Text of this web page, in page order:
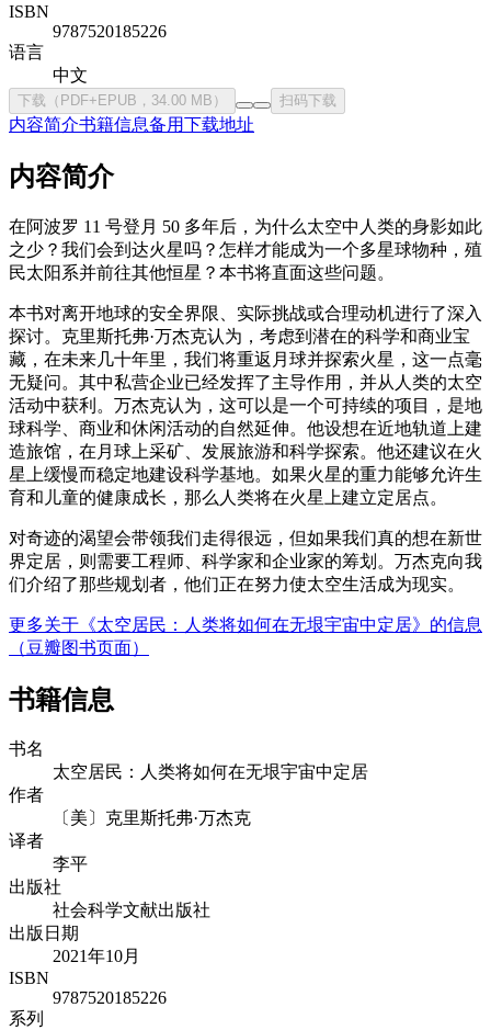
ISBN
9787520185226
语言
中文
下载（PDF+EPUB，34.00 MB） 扫码下载
内容简介书籍信息备用下载地址
内容简介
在阿波罗 11 号登月 50 多年后，为什么太空中人类的身影如此
之少？我们会到达火星吗？怎样才能成为一个多星球物种，殖
民太阳系并前往其他恒星？本书将直面这些问题。
本书对离开地球的安全界限、实际挑战或合理动机进行了深入
探讨。克里斯托弗·万杰克认为，考虑到潜在的科学和商业宝
藏，在未来几十年里，我们将重返月球并探索火星，这一点毫
无疑问。其中私营企业已经发挥了主导作用，并从人类的太空
活动中获利。万杰克认为，这可以是一个可持续的项目，是地
球科学、商业和休闲活动的自然延伸。他设想在近地轨道上建
造旅馆，在月球上采矿、发展旅游和科学探索。他还建议在火
星上缓慢而稳定地建设科学基地。如果火星的重力能够允许生
育和儿童的健康成长，那么人类将在火星上建立定居点。
对奇迹的渴望会带领我们走得很远，但如果我们真的想在新世
界定居，则需要工程师、科学家和企业家的筹划。万杰克向我
们介绍了那些规划者，他们正在努力使太空生活成为现实。
更多关于《太空居民：人类将如何在无垠宇宙中定居》的信息
（豆瓣图书页面）
书籍信息
书名
太空居民：人类将如何在无垠宇宙中定居
作者
〔美〕克里斯托弗·万杰克
译者
李平
出版社
社会科学文献出版社
出版日期
2021年10月
ISBN
9787520185226
系列